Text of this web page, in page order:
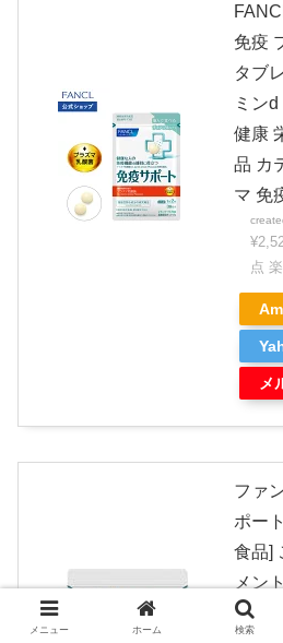
免疫
タブ
ミン
健康
品 カ
マ 免
点
メ
ファ
ポー
食品]
メン
ミン/
メニュー ホーム 検索